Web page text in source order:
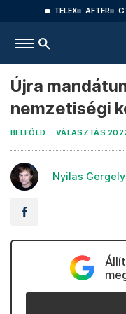
TELEX AFTER
Újra
nemzetiségi
BELFÖLD VÁLASZTÁS
Nyilas Gergely